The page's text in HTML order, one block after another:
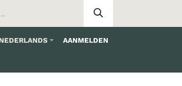
NEDERLANDS AANMELDEN